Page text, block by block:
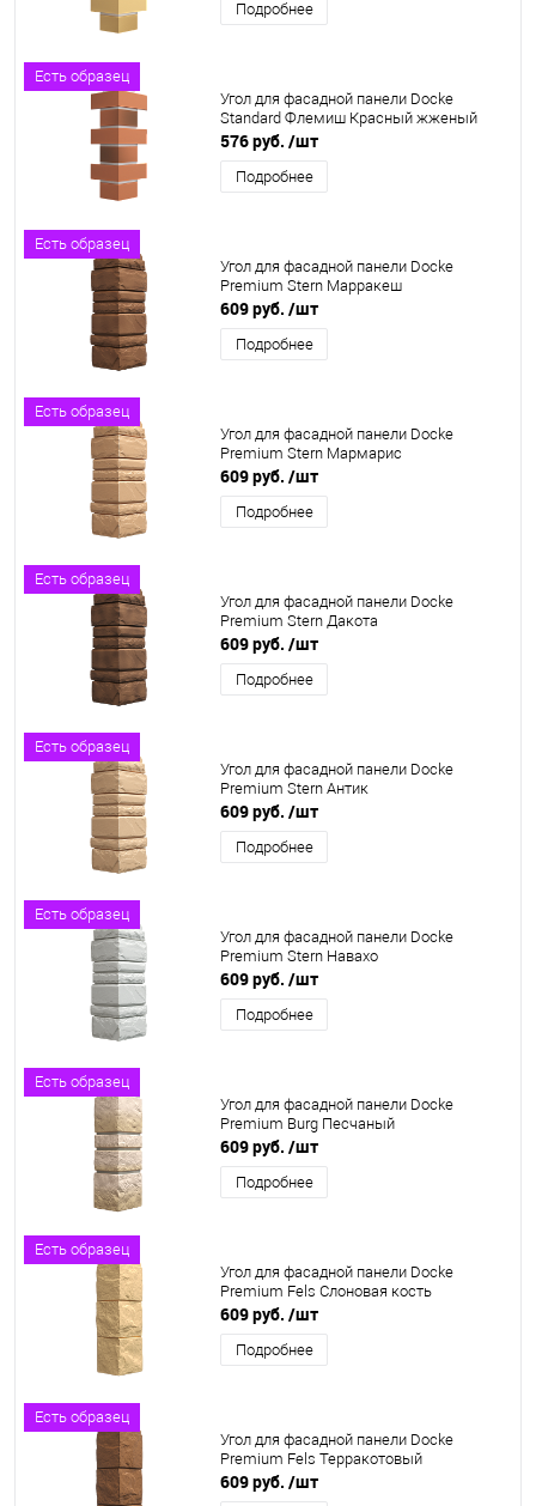
Подробнее
Есть образец
Угол для фасадной панели Docke
Standard Флемиш Красный жженый
576 руб. /шт
Подробнее
Есть образец
Угол для фасадной панели Docke
Premium Stern Марракеш
609 руб. /шт
Подробнее
Есть образец
Угол для фасадной панели Docke
Premium Stern Мармарис
609 руб. /шт
Подробнее
Есть образец
Угол для фасадной панели Docke
Premium Stern Дакота
609 руб. /шт
Подробнее
Есть образец
Угол для фасадной панели Docke
Premium Stern Антик
609 руб. /шт
Подробнее
Есть образец
Угол для фасадной панели Docke
Premium Stern Навахо
609 руб. /шт
Подробнее
Есть образец
Угол для фасадной панели Docke
Premium Burg Песчаный
609 руб. /шт
Подробнее
Есть образец
Угол для фасадной панели Docke
Premium Fels Слоновая кость
609 руб. /шт
Подробнее
Есть образец
Угол для фасадной панели Docke
Premium Fels Терракотовый
609 руб. /шт